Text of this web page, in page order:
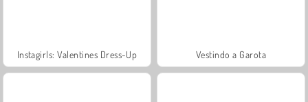
Instagirls: Valentines Dress-Up Vestindo a Garota